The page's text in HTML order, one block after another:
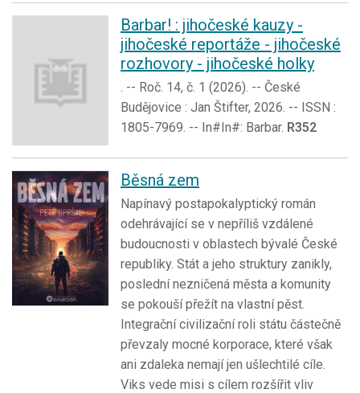
Barbar! : jihočeské kauzy -
jihočeské reportáže - jihočeské
rozhovory - jihočeské holky
. -- Roč. 14, č. 1 (2026). -- České
Budějovice : Jan Štifter, 2026. -- ISSN :
1805-7969. -- In#In#: Barbar. R352
Běsná zem
Napínavý postapokalyptický román
odehrávající se v nepříliš vzdálené
budoucnosti v oblastech bývalé České
republiky. Stát a jeho struktury zanikly,
poslední nezničená města a komunity
se pokouší přežít na vlastní pěst.
Integrační civilizační roli státu částečně
převzaly mocné korporace, které však
ani zdaleka nemají jen ušlechtilé cíle.
Viks vede misi s cílem rozšířit vliv